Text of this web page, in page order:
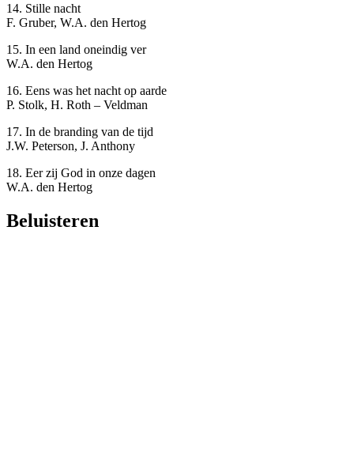
14. Stille nacht
F. Gruber, W.A. den Hertog
15. In een land oneindig ver
W.A. den Hertog
16. Eens was het nacht op aarde
P. Stolk, H. Roth – Veldman
17. In de branding van de tijd
J.W. Peterson, J. Anthony
18. Eer zij God in onze dagen
W.A. den Hertog
Beluisteren